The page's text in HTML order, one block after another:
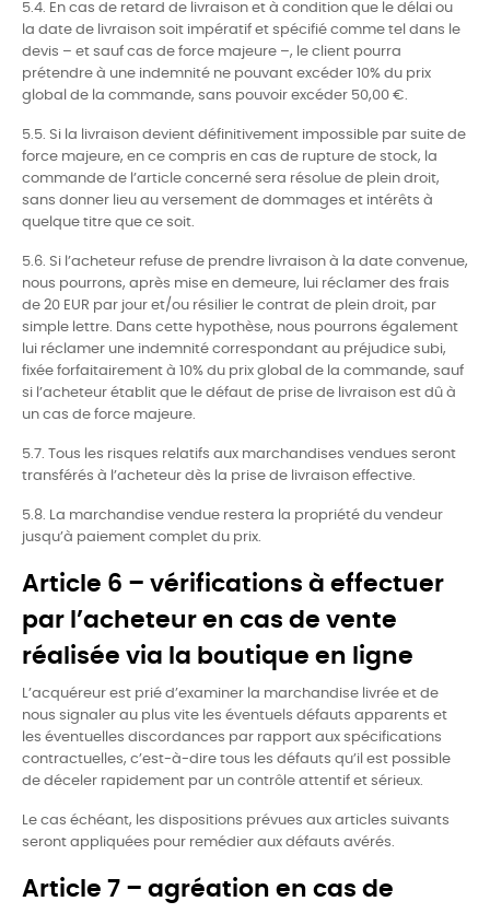
5.4. En cas de retard de livraison et à condition que le délai ou
la date de livraison soit impératif et spécifié comme tel dans le
devis – et sauf cas de force majeure –, le client pourra
prétendre à une indemnité ne pouvant excéder 10% du prix
global de la commande, sans pouvoir excéder 50,00 €.
5.5. Si la livraison devient définitivement impossible par suite de
force majeure, en ce compris en cas de rupture de stock, la
commande de l’article concerné sera résolue de plein droit,
sans donner lieu au versement de dommages et intérêts à
quelque titre que ce soit.
5.6. Si l’acheteur refuse de prendre livraison à la date convenue,
nous pourrons, après mise en demeure, lui réclamer des frais
de 20 EUR par jour et/ou résilier le contrat de plein droit, par
simple lettre. Dans cette hypothèse, nous pourrons également
lui réclamer une indemnité correspondant au préjudice subi,
fixée forfaitairement à 10% du prix global de la commande, sauf
si l’acheteur établit que le défaut de prise de livraison est dû à
un cas de force majeure.
5.7. Tous les risques relatifs aux marchandises vendues seront
transférés à l’acheteur dès la prise de livraison effective.
5.8. La marchandise vendue restera la propriété du vendeur
jusqu’à paiement complet du prix.
Article 6 – vérifications à effectuer
par l’acheteur en cas de vente
réalisée via la boutique en ligne
L’acquéreur est prié d’examiner la marchandise livrée et de
nous signaler au plus vite les éventuels défauts apparents et
les éventuelles discordances par rapport aux spécifications
contractuelles, c’est-à-dire tous les défauts qu’il est possible
de déceler rapidement par un contrôle attentif et sérieux.
Le cas échéant, les dispositions prévues aux articles suivants
seront appliquées pour remédier aux défauts avérés.
Article 7 – agréation en cas de